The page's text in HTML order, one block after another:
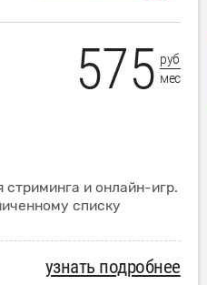
575 руб
мес
и онлайн-игр.
списку
узнать подробнее